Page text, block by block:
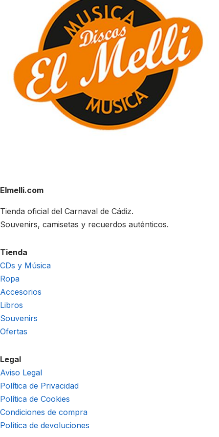
Elmelli.com
Tienda oficial del Carnaval de Cádiz.
Souvenirs, camisetas y recuerdos auténticos.
Tienda
CDs y Música
Ropa
Accesorios
Libros
Souvenirs
Ofertas
Legal
Aviso Legal
Política de Privacidad
Política de Cookies
Condiciones de compra
Política de devoluciones